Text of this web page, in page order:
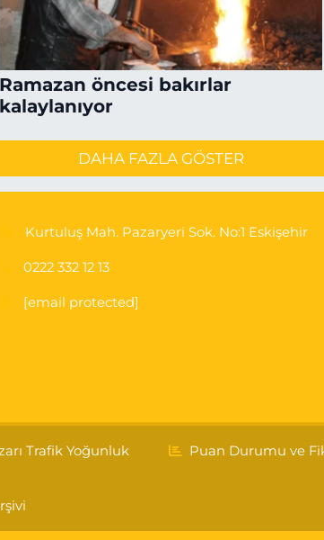
Ramazan öncesi bakırlar
kalaylanıyor
DAHA FAZLA GÖSTER
Kurtuluş Mah. Pazaryeri Sok. No:1 Eskişehir
0222 332 12 13
[email protected]
Trafik Yoğunluk
Puan Durumu ve